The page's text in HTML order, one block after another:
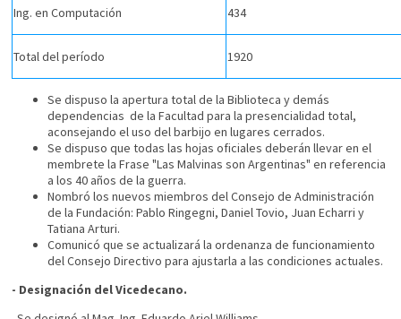
Ing. en Computación 434
Total del período 1920
Se dispuso la apertura total de la Biblioteca y demás
dependencias de la Facultad para la presencialidad total,
aconsejando el uso del barbijo en lugares cerrados.
Se dispuso que todas las hojas oficiales deberán llevar en el
membrete la Frase "Las Malvinas son Argentinas" en referencia
a los 40 años de la guerra.
Nombró los nuevos miembros del Consejo de Administración
de la Fundación: Pablo Ringegni, Daniel Tovio, Juan Echarri y
Tatiana Arturi.
Comunicó que se actualizará la ordenanza de funcionamiento
del Consejo Directivo para ajustarla a las condiciones actuales.
- Designación del Vicedecano.